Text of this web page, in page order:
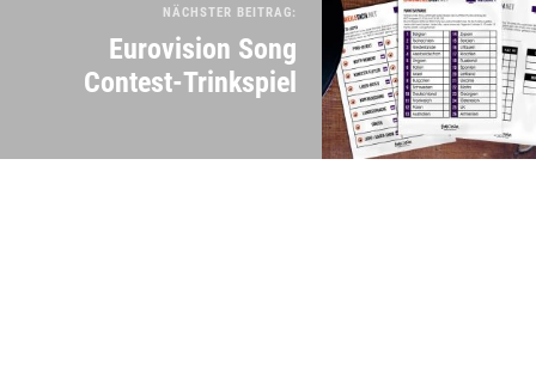
NÄCHSTER BEITRAG:
Eurovision Song
Contest-Trinkspiel